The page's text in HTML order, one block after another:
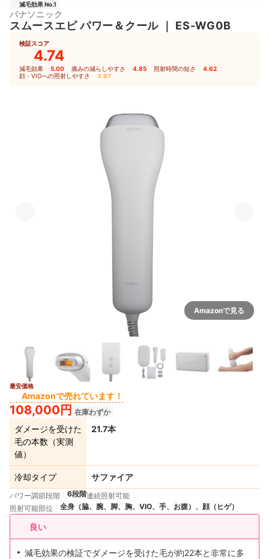
減毛効果 No.1
パナソニック
スムースエピ パワー＆クール ES-WG0B
検証スコア
4.74
減毛効果 5.00 痛みの減らしやすさ 4.85 照射時間の短さ 4.62
顔・VIOへの照射しやすさ 3.97
Amazonで見る
最安価格
Amazonで売れています！
108,000円 在庫わずか
ダメージを受けた
毛の本数（実測
値）
21.7本
冷却タイプ サファイア
パワー調節段階 6段階連続照射可能
照射可能部位
全身（脇、腕、脚、胸、VIO、手、お腹）、顔（ヒゲ）
良い
減毛効果の検証でダメージを受けた毛が約22本と非常に多